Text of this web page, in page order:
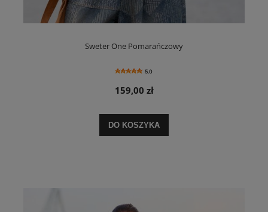
Sweter One Pomarańczowy
5.0
159,00 zł
DO KOSZYKA